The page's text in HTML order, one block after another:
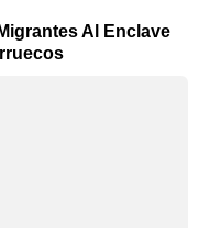
Al Enclave